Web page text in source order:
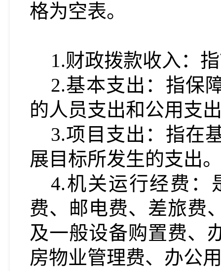
格为空表。
1.财政拨款收入：
2.基本支出：指保
的人员支出和公用支
3.项目支出：指在
展目标所发生的支出
4.机关运行经费：
费、邮电费、差旅费
及一般设备购置费、
房物业管理费、办公